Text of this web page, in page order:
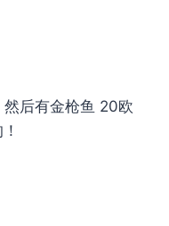
然后有金枪鱼 20欧